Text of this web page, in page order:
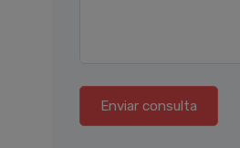
Enviar consulta